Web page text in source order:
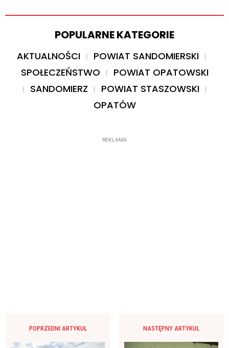
POPULARNE KATEGORIE
AKTUALNOŚCI
POWIAT SANDOMIERSKI
SPOŁECZEŃSTWO
POWIAT OPATOWSKI
SANDOMIERZ
POWIAT STASZOWSKI
OPATÓW
REKLAMA
POPRZEDNI ARTYKUŁ NASTĘPNY ARTYKUŁ